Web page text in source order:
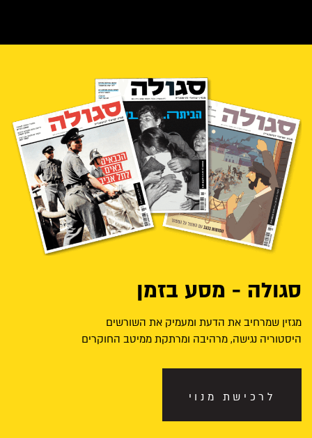
סגולה - מסע בזמן
מגזין שמרחיב את הדעת ומעמיק את השורשים
היסטוריה נגישה, מרהיבה ומרתקת ממיטב החוקרים
לרכישת מנוי